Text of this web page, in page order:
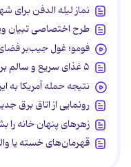
نماز لیله الدفن برای
طرح اختصاصی تبیان
فومو؛ غول جیب‌بر
۵ غذای سریع و سالم برای طبیعت‌گردی
نتیجه حمله آمریکا به
رونمایی از اتاق برق
زهرهای پنهان خانه را
قهرمان‌های خسته یا